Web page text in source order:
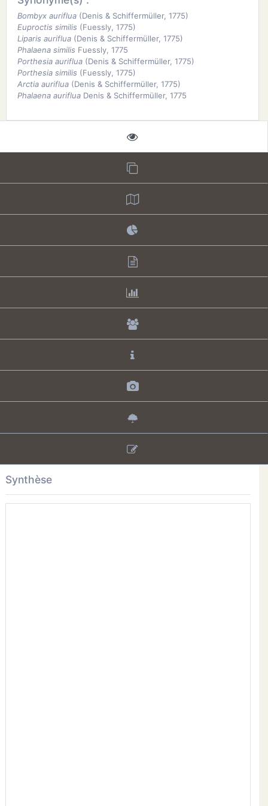
Bombyx auriflua(Denis & Schiffermüller, 1775)
Euproctis similis (Fuessly, 1775)
Liparis auriflua(Denis & Schiffermüller, 1775)
Phalaena similis Fuessly, 1775
Porthesia auriflua(Denis & Schiffermüller, 1775)
Porthesia similis (Fuessly, 1775)
Arctia auriflua(Denis & Schiffermüller, 1775)
Phalaena aurifluaDenis & Schiffermüller, 1775
Synthèse